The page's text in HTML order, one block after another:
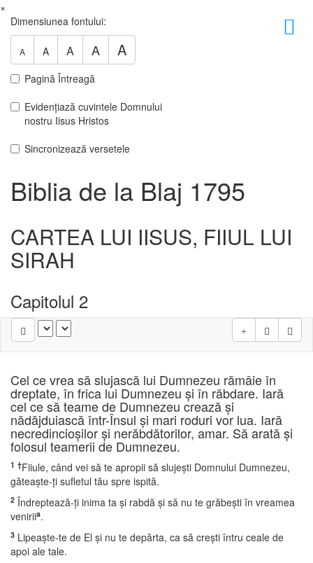
×
Dimensiunea fontului:
A A A A A
Pagină Întreagă
Evidențiază cuvintele Domnului
nostru Iisus Hristos
Sincronizează versetele
Biblia de la Blaj 1795
CARTEA LUI IISUS, FIIUL LUI
SIRAH
Capitolul 2
Cel ce vrea să slujască lui Dumnezeu rămâie în
dreptate, în frica lui Dumnezeu şi în răbdare. Iară
cel ce să teame de Dumnezeu crează şi
nădăjduiască într-Însul şi mari roduri vor lua. Iară
necredincioşilor şi nerăbdătorilor, amar. Să arată şi
folosul teamerii de Dumnezeu.
1 †Fiiule, când vei să te apropii să slujeşti Domnului Dumnezeu,
găteaşte-ţi sufletul tău spre ispită.
2 Îndreptează-ţi inima ta şi rabdă şi să nu te grăbeşti în vreamea
veniriia.
3 Lipeaşte-te de El şi nu te depărta, ca să creşti întru ceale de
apoi ale tale.